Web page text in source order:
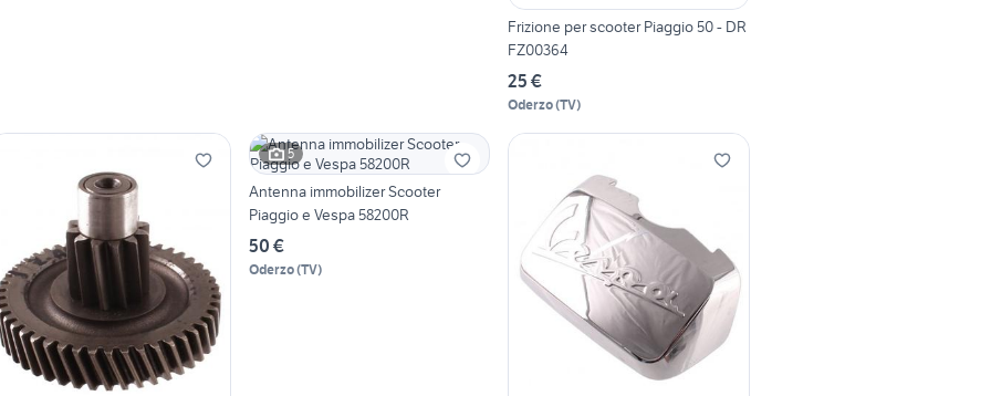
Frizione per scooter Piaggio 50 - DR
FZ00364
25 €
Oderzo(TV)
5
Antenna immobilizer Scooter
Piaggio e Vespa 58200R
50 €
Oderzo(TV)